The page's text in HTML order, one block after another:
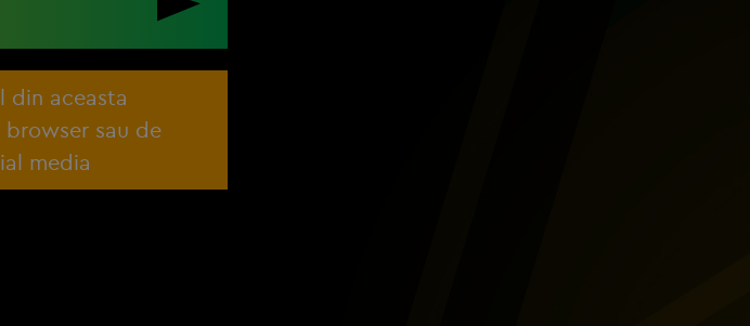
din aceasta
sau de
media